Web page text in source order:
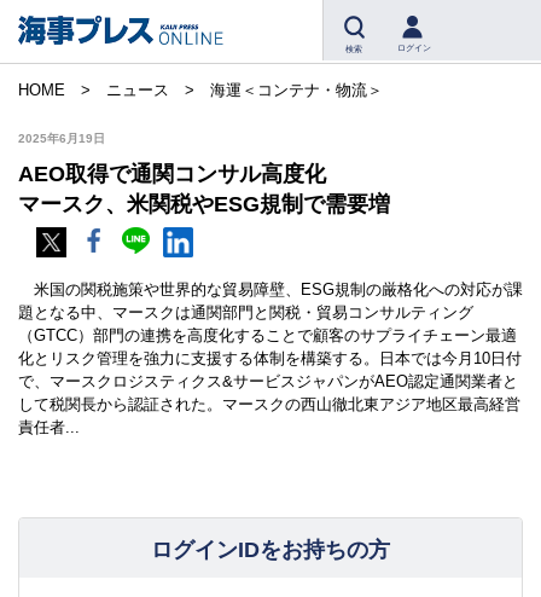
検索 ログイン
HOME ニュース 海運＜コンテナ・物流＞
2025年6月19日
AEO取得で通関コンサル高度化
マースク、米関税やESG規制で需要増
米国の関税施策や世界的な貿易障壁、ESG規制の厳格化への対応が課
題となる中、マースクは通関部門と関税・貿易コンサルティング
（GTCC）部門の連携を高度化することで顧客のサプライチェーン最適
化とリスク管理を強力に支援する体制を構築する。日本では今月10日付
で、マースクロジスティクス&サービスジャパンがAEO認定通関業者と
して税関長から認証された。マースクの西山徹北東アジア地区最高経営
責任者...
ログインIDをお持ちの方